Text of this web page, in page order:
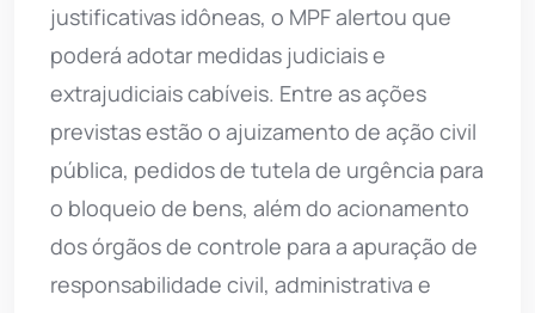
justificativas idôneas, o MPF alertou que
poderá adotar medidas judiciais e
extrajudiciais cabíveis. Entre as ações
previstas estão o ajuizamento de ação civil
pública, pedidos de tutela de urgência para
o bloqueio de bens, além do acionamento
dos órgãos de controle para a apuração de
responsabilidade civil, administrativa e